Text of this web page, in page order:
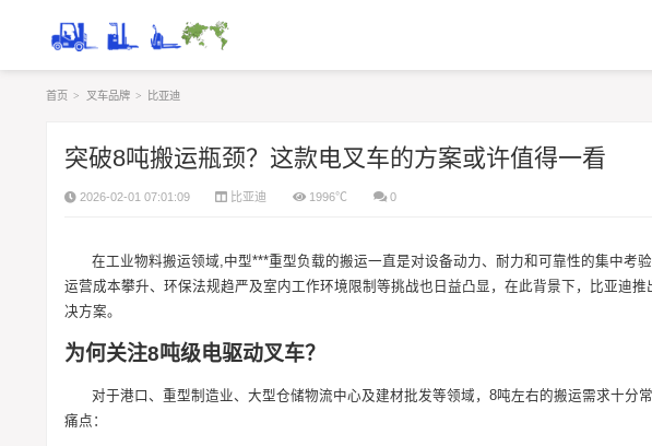
首页 > 叉车品牌 > 比亚迪
突破8吨搬运瓶颈？这款电叉车的方案或许值得一看
2026-02-01 07:01:09 比亚迪 1996℃ 0
在工业物料搬运领域,中型***重型负载的搬运一直是对设备动力、耐力和可靠性的集中考
运营成本攀升、环保法规趋严及室内工作环境限制等挑战也日益凸显，在此背景下，比亚迪
决方案。
为何关注8吨级电驱动叉车？
对于港口、重型制造业、大型仓储物流中心及建材批发等领域，8吨左右的搬运需求十分
痛点：